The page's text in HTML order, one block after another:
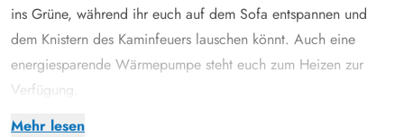
Mehr lesen
ins Grüne, während ihr euch auf dem Sofa entspannen und
dem Knistern des Kaminfeuers lauschen könnt. Auch eine
energiesparende Wärmepumpe steht euch zum Heizen zur
Verfügung.
Die moderne, offene Küche ist mit allem ausgestattet, was ihr